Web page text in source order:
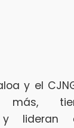
y el
más,
y lideran